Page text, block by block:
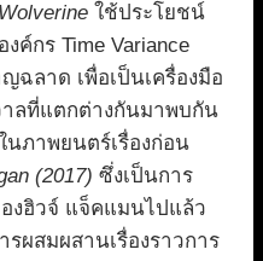
ใช้ประโยชน์
ค์กร Time Variance
ฉลาด เพื่อเป็นเครื่องมือ
ลที่แตกต่างกันมาพบกัน
ภาพยนตร์เรื่องก่อน
(2017) ซึ่งเป็นการ
งฮิวจ์ แจ็คแมนไปแล้ว
ผสมผสานเรื่องราวการ